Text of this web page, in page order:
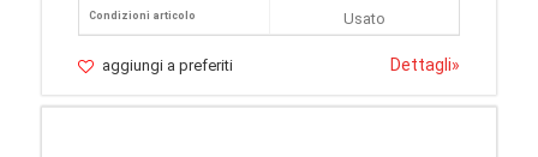
Condizioni articolo
Usato
aggiungi a preferiti Dettagli»